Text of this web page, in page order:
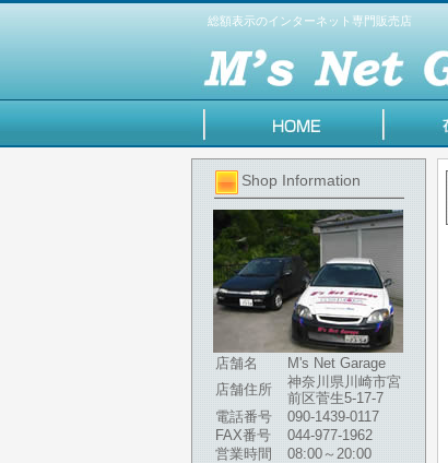
総額表示のインターネット専門販売店
Shop Information
店舗名
M's Net Garage
店舗住所
神奈川県川崎市宮
前区菅生5-17-7
電話番号
090-1439-0117
FAX番号
044-977-1962
営業時間
08:00～20:00